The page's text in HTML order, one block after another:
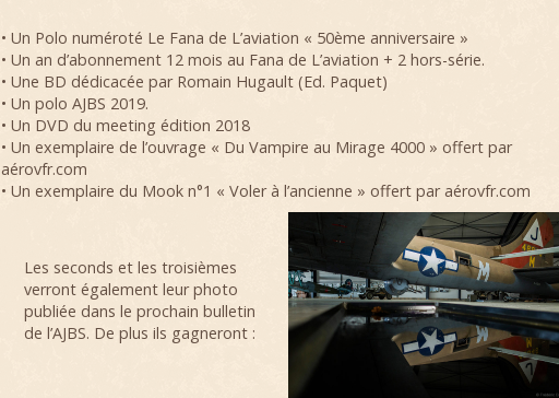
• Un Polo numéroté Le Fana de L’aviation « 50ème anniversaire »
• Un an d’abonnement 12 mois au Fana de L’aviation + 2 hors-série.
• Une BD dédicacée par Romain Hugault (Ed. Paquet)
• Un polo AJBS 2019.
• Un DVD du meeting édition 2018
• Un exemplaire de l’ouvrage « Du Vampire au Mirage 4000 » offert par
aérovfr.com
• Un exemplaire du Mook n°1 « Voler à l’ancienne » offert par aérovfr.com
Les seconds et les troisièmes
verront également leur photo
publiée dans le prochain bulletin
de l’AJBS. De plus ils gagneront :